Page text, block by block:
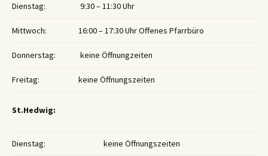
Dienstag: 9:30 – 11:30 Uhr
Mittwoch: 16:00 – 17:30 Uhr Offenes Pfarrbüro
Donnerstag: keine Öffnungzeiten
Freitag: keine Öffnungszeiten
St.Hedwig:
Dienstag: keine Öffnungszeiten